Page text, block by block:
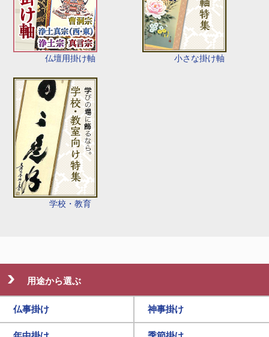
仏壇用掛け軸 小さな掛け軸
学校・教育
用途から選ぶ
仏事掛け 神事掛け